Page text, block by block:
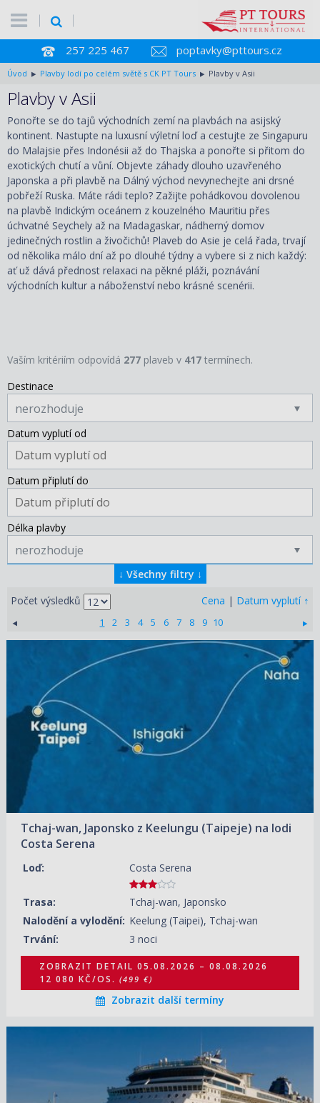
257 225 467 poptavky@pttours.cz
Úvod Plavby lodí po celém světě s CK PT Tours Plavby v Asii
Plavby v Asii
Ponořte se do tajů východních zemí na plavbách na asijský
kontinent. Nastupte na luxusní výletní loď a cestujte ze Singapuru
do Malajsie přes Indonésii až do Thajska a ponořte si přitom do
exotických chutí a vůní. Objevte záhady dlouho uzavřeného
Japonska a při plavbě na Dálný východ nevynechejte ani drsné
pobřeží Ruska. Máte rádi teplo? Zažijte pohádkovou dovolenou
na plavbě Indickým oceánem z kouzelného Mauritiu přes
úchvatné Seychely až na Madagaskar, nádherný domov
jedinečných rostlin a živočichů! Plaveb do Asie je celá řada, trvají
od několika málo dní až po dlouhé týdny a vybere si z nich každý:
ať už dává přednost relaxaci na pěkné pláži, poznávání
východních kultur a náboženství nebo krásné scenérii.
Vaším kritériím odpovídá 277 plaveb v 417 termínech.
Destinace
nerozhoduje
Datum vyplutí od
Datum připlutí do
Délka plavby
nerozhoduje
↓ Všechny filtry ↓
Cena | Datum vyplutí ↑
Počet výsledků
1 2 3 4 5 6 7 8 9 10
Tchaj-wan, Japonsko z Keelungu (Taipeje) na lodi
Costa Serena
Loď: Costa Serena
Trasa:
Tchaj-wan, Japonsko
Nalodění a vylodění: Keelung (Taipei), Tchaj-wan
Trvání:
3 noci
ZOBRAZIT DETAIL
05.08.2026 – 08.08.2026
12 080 KČ/OS.
ZOBRAZIT DETAIL
16.08.2026 – 19.08.2026
12 080 KČ/OS.
ZOBRAZIT DETAIL
23.08.2026 – 26.08.2026
ZOBRAZIT DETAIL 05.08.2026 – 08.08.2026
12 080 KČ/OS. (499 €)
Zobrazit další termíny
ZOBRAZIT DETAIL
47 940 KČ/OS.
(1 981 €)
ZOBRAZIT DETAIL
30.08.2026 – 11.09.2026